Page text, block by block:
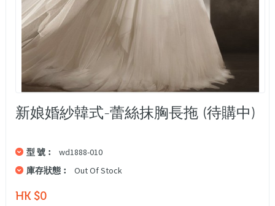
新娘婚紗韓式-蕾絲抹胸長拖 (待購中)
型 號︰
wd1888-010
庫存狀態︰
Out Of Stock
HK $0